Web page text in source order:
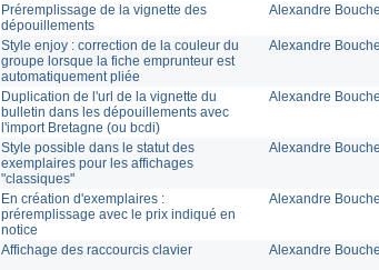
Préremplissage de la vignette des
dépouillements
Alexandre
Style enjoy : correction de la couleur du
groupe lorsque la fiche emprunteur est
automatiquement pliée
Alexandre
Duplication de l'url de la vignette du
bulletin dans les dépouillements avec
l'import Bretagne (ou bcdi)
Alexandre
Style possible dans le statut des
exemplaires pour les affichages
"classiques"
Alexandre
En création d'exemplaires :
préremplissage avec le prix indiqué en
notice
Alexandre
Affichage des raccourcis clavier Alexandre